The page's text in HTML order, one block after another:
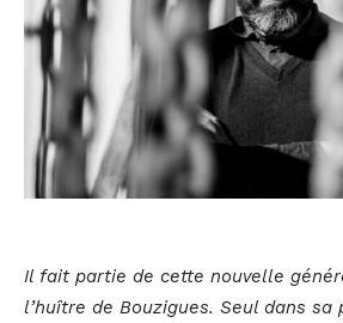
Il fait partie de cette nouvelle
l’huître de Bouzigues. Seul dans